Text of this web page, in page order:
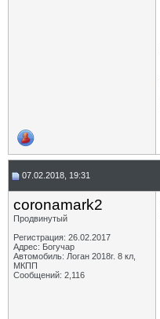
07.02.2018, 19:31
coronamark2
Продвинутый
Регистрация: 26.02.2017
Адрес: Богучар
Автомобиль: Логан 2018г. 8 кл,
МКПП
Сообщений: 2,116